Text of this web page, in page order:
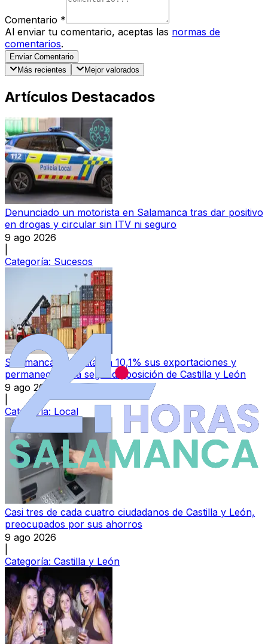
Comentario *
Al enviar tu comentario, aceptas las normas de
comentarios.
Enviar Comentario
Más recientes
Mejor valorados
Artículos Destacados
Denunciado un motorista en Salamanca tras dar positivo
en drogas y circular sin ITV ni seguro
9 ago 2026
Categoría: Sucesos
Salamanca aumenta un 10,1% sus exportaciones y
permanece en la segunda posición de Castilla y León
9 ago 2026
Categoría: Local
Casi tres de cada cuatro ciudadanos de Castilla y León,
preocupados por sus ahorros
9 ago 2026
Categoría: Castilla y León